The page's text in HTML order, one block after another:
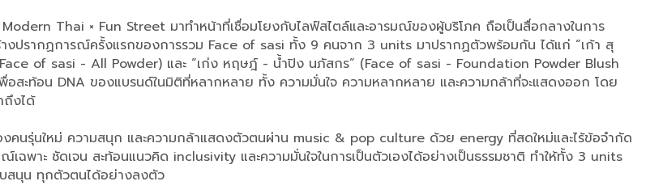
Thai × Fun Street มาทำหน้าที่เชื่อมโยงกับไลฟ์สไตล์และอารมณ์ของผู้บริโภค ถือเป็นสื่อกลางในการ
ปรากฏการณ์ครั้งแรกของการรวม Face of sasi ทั้ง 9 คนจาก 3 units มาปรากฏตัวพร้อมกัน ได้แก่ “เก้า สุ
of sasi - All Powder) และ “เก่ง หฤษฎ์ - น้ำปิง นภัสกร” (Face of sasi - Foundation Powder Blush
ท้อน DNA ของแบรนด์ในมิติที่หลากหลาย ทั้ง ความมั่นใจ ความหลากหลาย และความกล้าที่จะแสดงออก โดย
ถึงได้
นรุ่นใหม่ ความสนุก และความกล้าแสดงตัวตนผ่าน music & pop culture ด้วย energy ที่สดใหม่และไร้ข้อจำกัด
เฉพาะ ชัดเจน สะท้อนแนวคิด inclusivity และความมั่นใจในการเป็นตัวเองได้อย่างเป็นธรรมชาติ ทำให้ทั้ง 3 units
สนุน ทุกตัวตนได้อย่างลงตัว